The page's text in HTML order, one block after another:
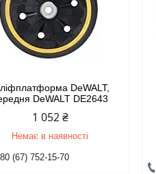
DeWALT,
DeWALT DE2643
1 052 ₴
Немає в наявності
(67) 752-15-70